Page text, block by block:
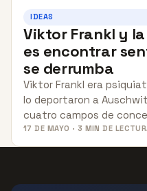
IDEAS
Viktor Frankl y
es encontrar
se derrumba
Viktor Frankl era
lo deportaron a
cuatro campos de
17 DE MAYO · 3 MIN DE